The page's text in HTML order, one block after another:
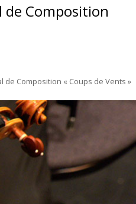
de Composition
Composition « Coups de Vents »